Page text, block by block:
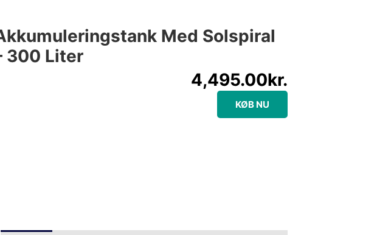
Med Solspiral
300 Liter
4,495.00kr.
KØB NU